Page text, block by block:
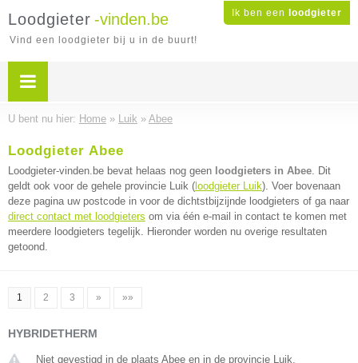
Ik ben een loodgieter
Loodgieter -vinden.be
Vind een loodgieter bij u in de buurt!
U bent nu hier: Home » Luik » Abee
Loodgieter Abee
Loodgieter-vinden.be bevat helaas nog geen loodgieters in Abee. Dit
geldt ook voor de gehele provincie Luik ( loodgieter Luik). Voer bovenaan
deze pagina uw postcode in voor de dichtstbijzijnde loodgieters of ga naar
direct contact met loodgieters om via één e-mail in contact te komen met
meerdere loodgieters tegelijk. Hieronder worden nu overige resultaten
getoond.
1 2 3 » »»
HYBRIDETHERM
Niet gevestigd in de plaats Abee en in de provincie Luik.